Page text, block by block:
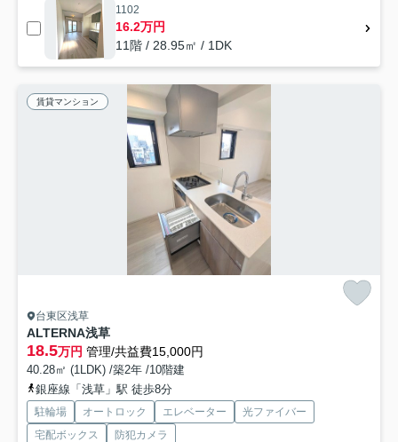
1102
16.2万円
11階 / 28.95㎡ / 1DK
賃貸マンション
台東区浅草
ALTERNA浅草
18.5万円 管理/共益費15,000円
40.28㎡ (1LDK) /築2年 /10階建
銀座線「浅草」駅 徒歩8分
駐輪場 オートロック エレベーター
光ファイバー
宅配ボックス
防犯カメラ